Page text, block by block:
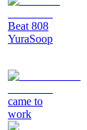
Beat 808
YuraSoop
came to
work